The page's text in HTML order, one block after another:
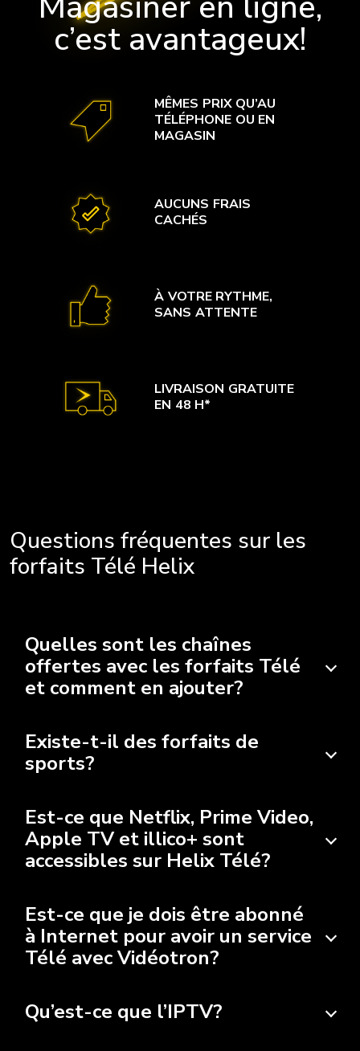
c’est avantageux!
MÊMES PRIX QU’AU
TÉLÉPHONE OU EN
MAGASIN
AUCUNS FRAIS
CACHÉS
À VOTRE RYTHME,
SANS ATTENTE
LIVRAISON GRATUITE
EN 48 H*
Questions fréquentes sur les
forfaits Télé Helix
Quelles sont les chaînes
offertes avec les forfaits Télé
et comment en ajouter?
Existe-t-il des forfaits de
sports?
Est-ce que Netflix, Prime Video,
Apple TV et illico+ sont
accessibles sur Helix Télé?
Est-ce que je dois être abonné
à Internet pour avoir un service
Télé avec Vidéotron?
Qu’est-ce que l’IPTV?